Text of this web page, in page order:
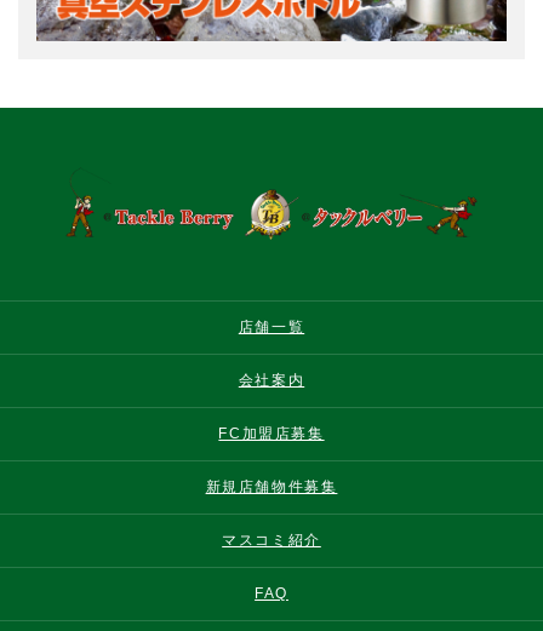
店舗一覧
会社案内
FC加盟店募集
新規店舗物件募集
マスコミ紹介
FAQ